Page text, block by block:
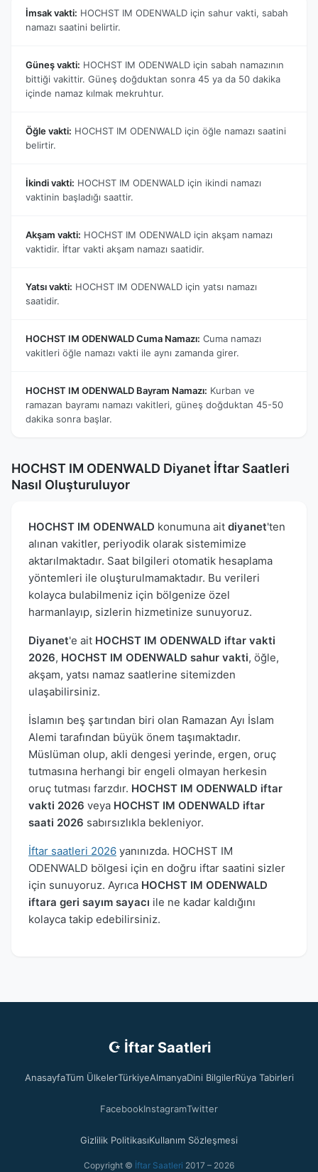
İmsak vakti: HOCHST IM ODENWALD için sahur vakti, sabah
namazı saatini belirtir.
Güneş vakti: HOCHST IM ODENWALD için sabah namazının
bittiği vakittir. Güneş doğduktan sonra 45 ya da 50 dakika
içinde namaz kılmak mekruhtur.
Öğle vakti: HOCHST IM ODENWALD için öğle namazı saatini
belirtir.
İkindi vakti: HOCHST IM ODENWALD için ikindi namazı
vaktinin başladığı saattir.
Akşam vakti: HOCHST IM ODENWALD için akşam namazı
vaktidir. İftar vakti akşam namazı saatidir.
Yatsı vakti: HOCHST IM ODENWALD için yatsı namazı
saatidir.
HOCHST IM ODENWALD Cuma Namazı: Cuma namazı
vakitleri öğle namazı vakti ile aynı zamanda girer.
HOCHST IM ODENWALD Bayram Namazı: Kurban ve
ramazan bayramı namazı vakitleri, güneş doğduktan 45-50
dakika sonra başlar.
HOCHST IM ODENWALD Diyanet İftar Saatleri
Nasıl Oluşturuluyor
HOCHST IM ODENWALD konumuna ait diyanet'ten
alınan vakitler, periyodik olarak sistemimize
aktarılmaktadır. Saat bilgileri otomatik hesaplama
yöntemleri ile oluşturulmamaktadır. Bu verileri
kolayca bulabilmeniz için bölgenize özel
harmanlayıp, sizlerin hizmetinize sunuyoruz.
Diyanet'e ait HOCHST IM ODENWALD iftar vakti
2026, HOCHST IM ODENWALD sahur vakti, öğle,
akşam, yatsı namaz saatlerine sitemizden
ulaşabilirsiniz.
İslamın beş şartından biri olan Ramazan Ayı İslam
Alemi tarafından büyük önem taşımaktadır.
Müslüman olup, akli dengesi yerinde, ergen, oruç
tutmasına herhangi bir engeli olmayan herkesin
oruç tutması farzdır. HOCHST IM ODENWALD iftar
vakti 2026 veya HOCHST IM ODENWALD iftar
saati 2026 sabırsızlıkla bekleniyor.
İftar saatleri 2026 yanınızda. HOCHST IM
ODENWALD bölgesi için en doğru iftar saatini sizler
için sunuyoruz. Ayrıca HOCHST IM ODENWALD
iftara geri sayım sayacı ile ne kadar kaldığını
kolayca takip edebilirsiniz.
☪ İftar Saatleri
AnasayfaTüm ÜlkelerTürkiyeAlmanyaDini BilgilerRüya Tabirleri
FacebookInstagramTwitter
Gizlilik PolitikasıKullanım Sözleşmesi
Copyright © İftar Saatleri 2017 – 2026